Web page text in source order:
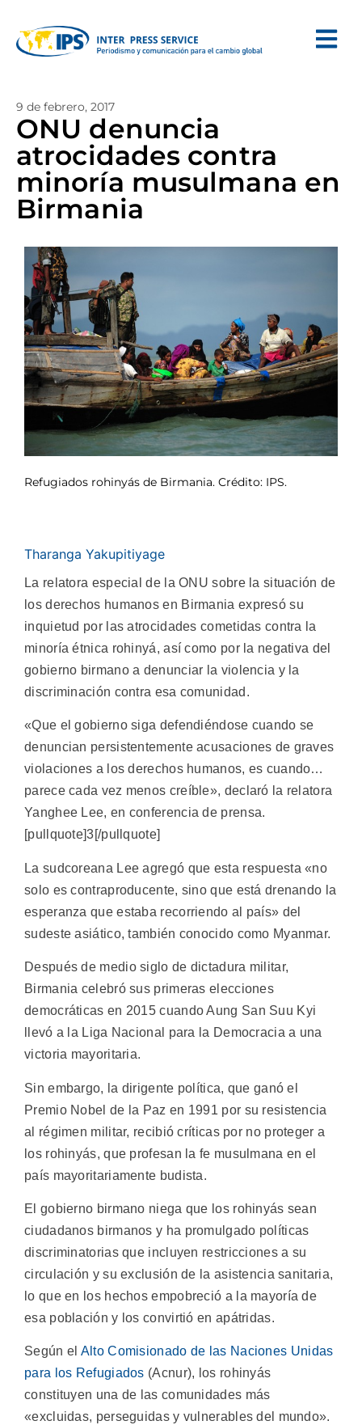
9 de febrero, 2017
ONU denuncia
atrocidades contra
minoría musulmana en
Birmania
Refugiados rohinyás de Birmania. Crédito: IPS.
Tharanga Yakupitiyage
La relatora especial de la ONU sobre la situación de
los derechos humanos en Birmania expresó su
inquietud por las atrocidades cometidas contra la
minoría étnica rohinyá, así como por la negativa del
gobierno birmano a denunciar la violencia y la
discriminación contra esa comunidad.
«Que el gobierno siga defendiéndose cuando se
denuncian persistentemente acusaciones de graves
violaciones a los derechos humanos, es cuando…
parece cada vez menos creíble», declaró la relatora
Yanghee Lee, en conferencia de prensa.
[pullquote]3[/pullquote]
La sudcoreana Lee agregó que esta respuesta «no
solo es contraproducente, sino que está drenando la
esperanza que estaba recorriendo al país» del
sudeste asiático, también conocido como Myanmar.
Después de medio siglo de dictadura militar,
Birmania celebró sus primeras elecciones
democráticas en 2015 cuando Aung San Suu Kyi
llevó a la Liga Nacional para la Democracia a una
victoria mayoritaria.
Sin embargo, la dirigente política, que ganó el
Premio Nobel de la Paz en 1991 por su resistencia
al régimen militar, recibió críticas por no proteger a
los rohinyás, que profesan la fe musulmana en el
país mayoritariamente budista.
El gobierno birmano niega que los rohinyás sean
ciudadanos birmanos y ha promulgado políticas
discriminatorias que incluyen restricciones a su
circulación y su exclusión de la asistencia sanitaria,
lo que en los hechos empobreció a la mayoría de
esa población y los convirtió en apátridas.
Según el Alto Comisionado de las Naciones Unidas
para los Refugiados (Acnur), los rohinyás
constituyen una de las comunidades más
«excluidas, perseguidas y vulnerables del mundo».